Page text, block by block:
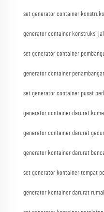
set generator container
generator container konstruksi
set generator container
generator container
set generator container pusat
generator container darurat
generator container darurat
generator kontainer darurat
set generator kontainer tempat
generator kontainer darurat